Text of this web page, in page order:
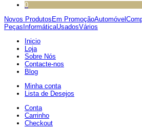
0
Novos Produtos Em PromoçãoAutomóvel
Peças InformáticaUsadosVários
Inicio
Loja
Sobre Nós
Contacte-nos
Blog
Minha conta
Lista de Desejos
Conta
Carrinho
Checkout